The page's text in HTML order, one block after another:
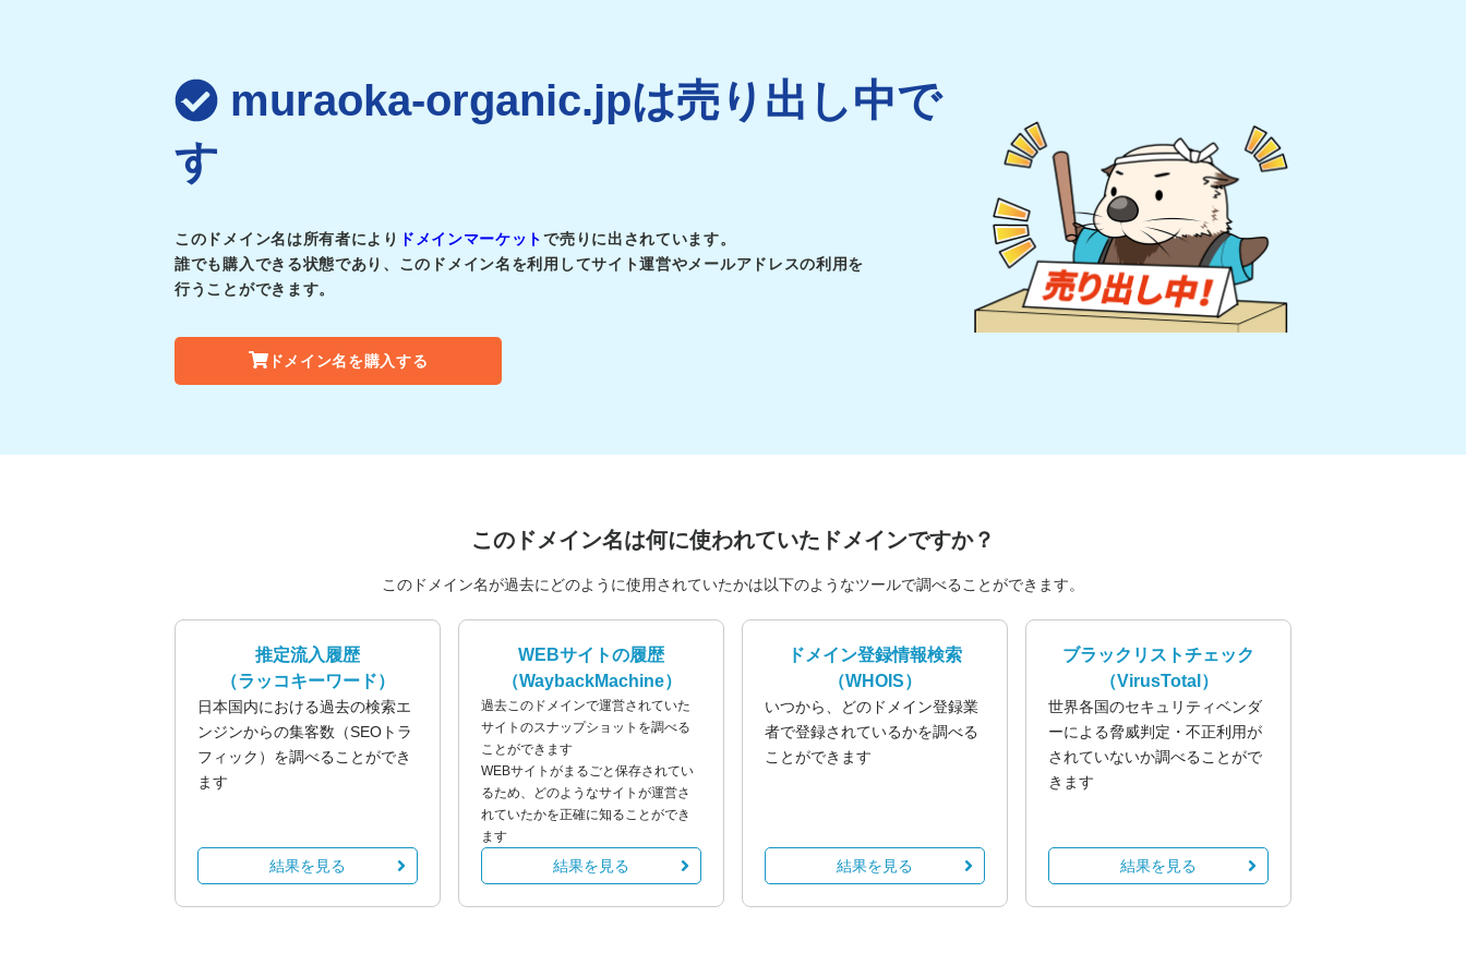
muraoka-organic.jpは売り出し中で
す
このドメイン名は所有者により ドメインマーケットで売りに出されています。
誰でも購入できる状態であり、このドメイン名を利用してサイト運営やメールアドレスの利用を
行うことができます。
ドメイン名を購入する
このドメイン名は何に使われていたドメインですか？
このドメイン名が過去にどのように使用されていたかは以下のようなツールで調べることができます。
推定流入履歴
（ラッコキーワード）
日本国内における過去の検索エ
ンジンからの集客数（SEOトラ
フィック）を調べることができ
ます
結果を見る
WEBサイトの履歴
（WaybackMachine）
過去このドメインで運営されていた
サイトのスナップショットを調べる
ことができます
WEBサイトがまるごと保存されてい
るため、どのようなサイトが運営さ
れていたかを正確に知ることができ
ます
結果を見る
ドメイン登録情報検索
（WHOIS）
いつから、どのドメイン登録業
者で登録されているかを調べる
ことができます
結果を見る
ブラックリストチェック
（VirusTotal）
世界各国のセキュリティベンダ
ーによる脅威判定・不正利用が
されていないか調べることがで
きます
結果を見る